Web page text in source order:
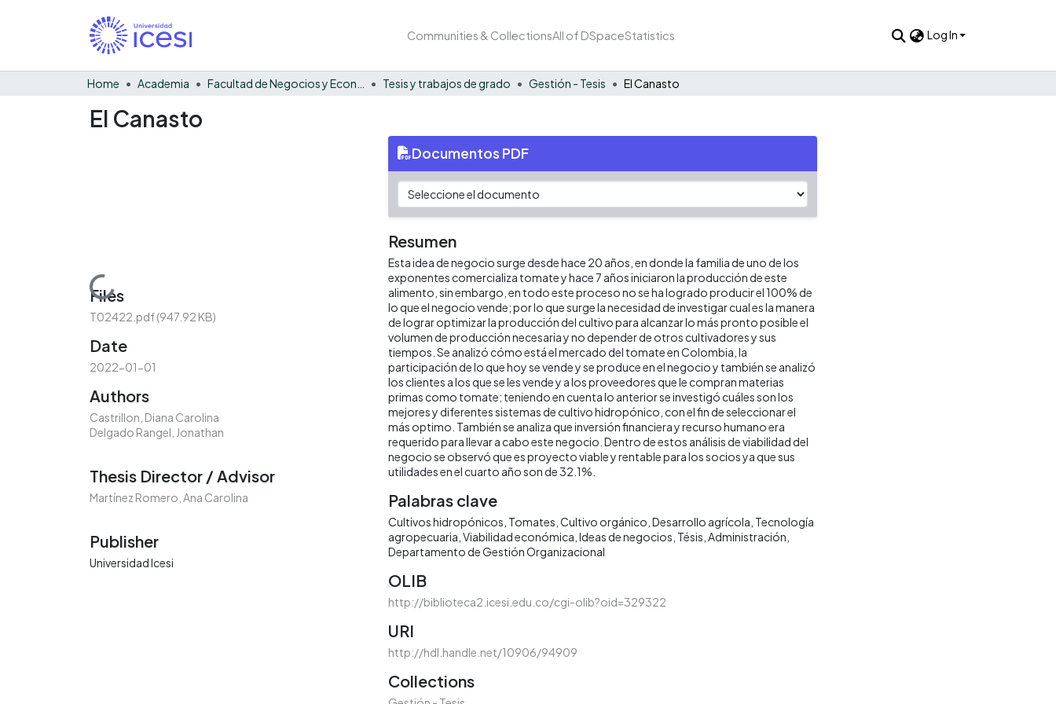
Communities & CollectionsAll of DSpaceStatistics Log In
Home Academia Tesis y trabajos de grado Gestión - Tesis El Canasto
El Canasto
Loading...
Files
T02422.pdf(947.92 KB)
Date
2022-01-01
Authors
Castrillon, Diana Carolina
Delgado Rangel, Jonathan
Thesis Director / Advisor
Martínez Romero, Ana Carolina
Publisher
Universidad Icesi
Documentos PDF
Resumen
Esta idea de negocio surge desde hace 20 años, en donde la familia de uno de los
exponentes comercializa tomate y hace 7 años iniciaron la producción de este
alimento, sin embargo, en todo este proceso no se ha logrado producir el 100% de
lo que el negocio vende; por lo que surge la necesidad de investigar cual es la manera
de lograr optimizar la producción del cultivo para alcanzar lo más pronto posible el
volumen de producción necesaria y no depender de otros cultivadores y sus
tiempos. Se analizó cómo está el mercado del tomate en Colombia, la
participación de lo que hoy se vende y se produce en el negocio y también se analizó
los clientes a los que se les vende y a los proveedores que le compran materias
primas como tomate; teniendo en cuenta lo anterior se investigó cuáles son los
mejores y diferentes sistemas de cultivo hidropónico, con el fin de seleccionar el
más optimo. También se analiza que inversión financiera y recurso humano era
requerido para llevar a cabo este negocio. Dentro de estos análisis de viabilidad del
negocio se observó que es proyecto viable y rentable para los socios ya que sus
utilidades en el cuarto año son de 32.1%.
Palabras clave
Cultivos hidropónicos Tomates Cultivo orgánico Desarrollo agrícola Tecnología
agropecuaria Viabilidad económica Ideas de negocios Tésis Administración
Departamento de Gestión Organizacional
OLIB
http://biblioteca2.icesi.edu.co/cgi-olib?oid=329322
URI
http://hdl.handle.net/10906/94909
Collections